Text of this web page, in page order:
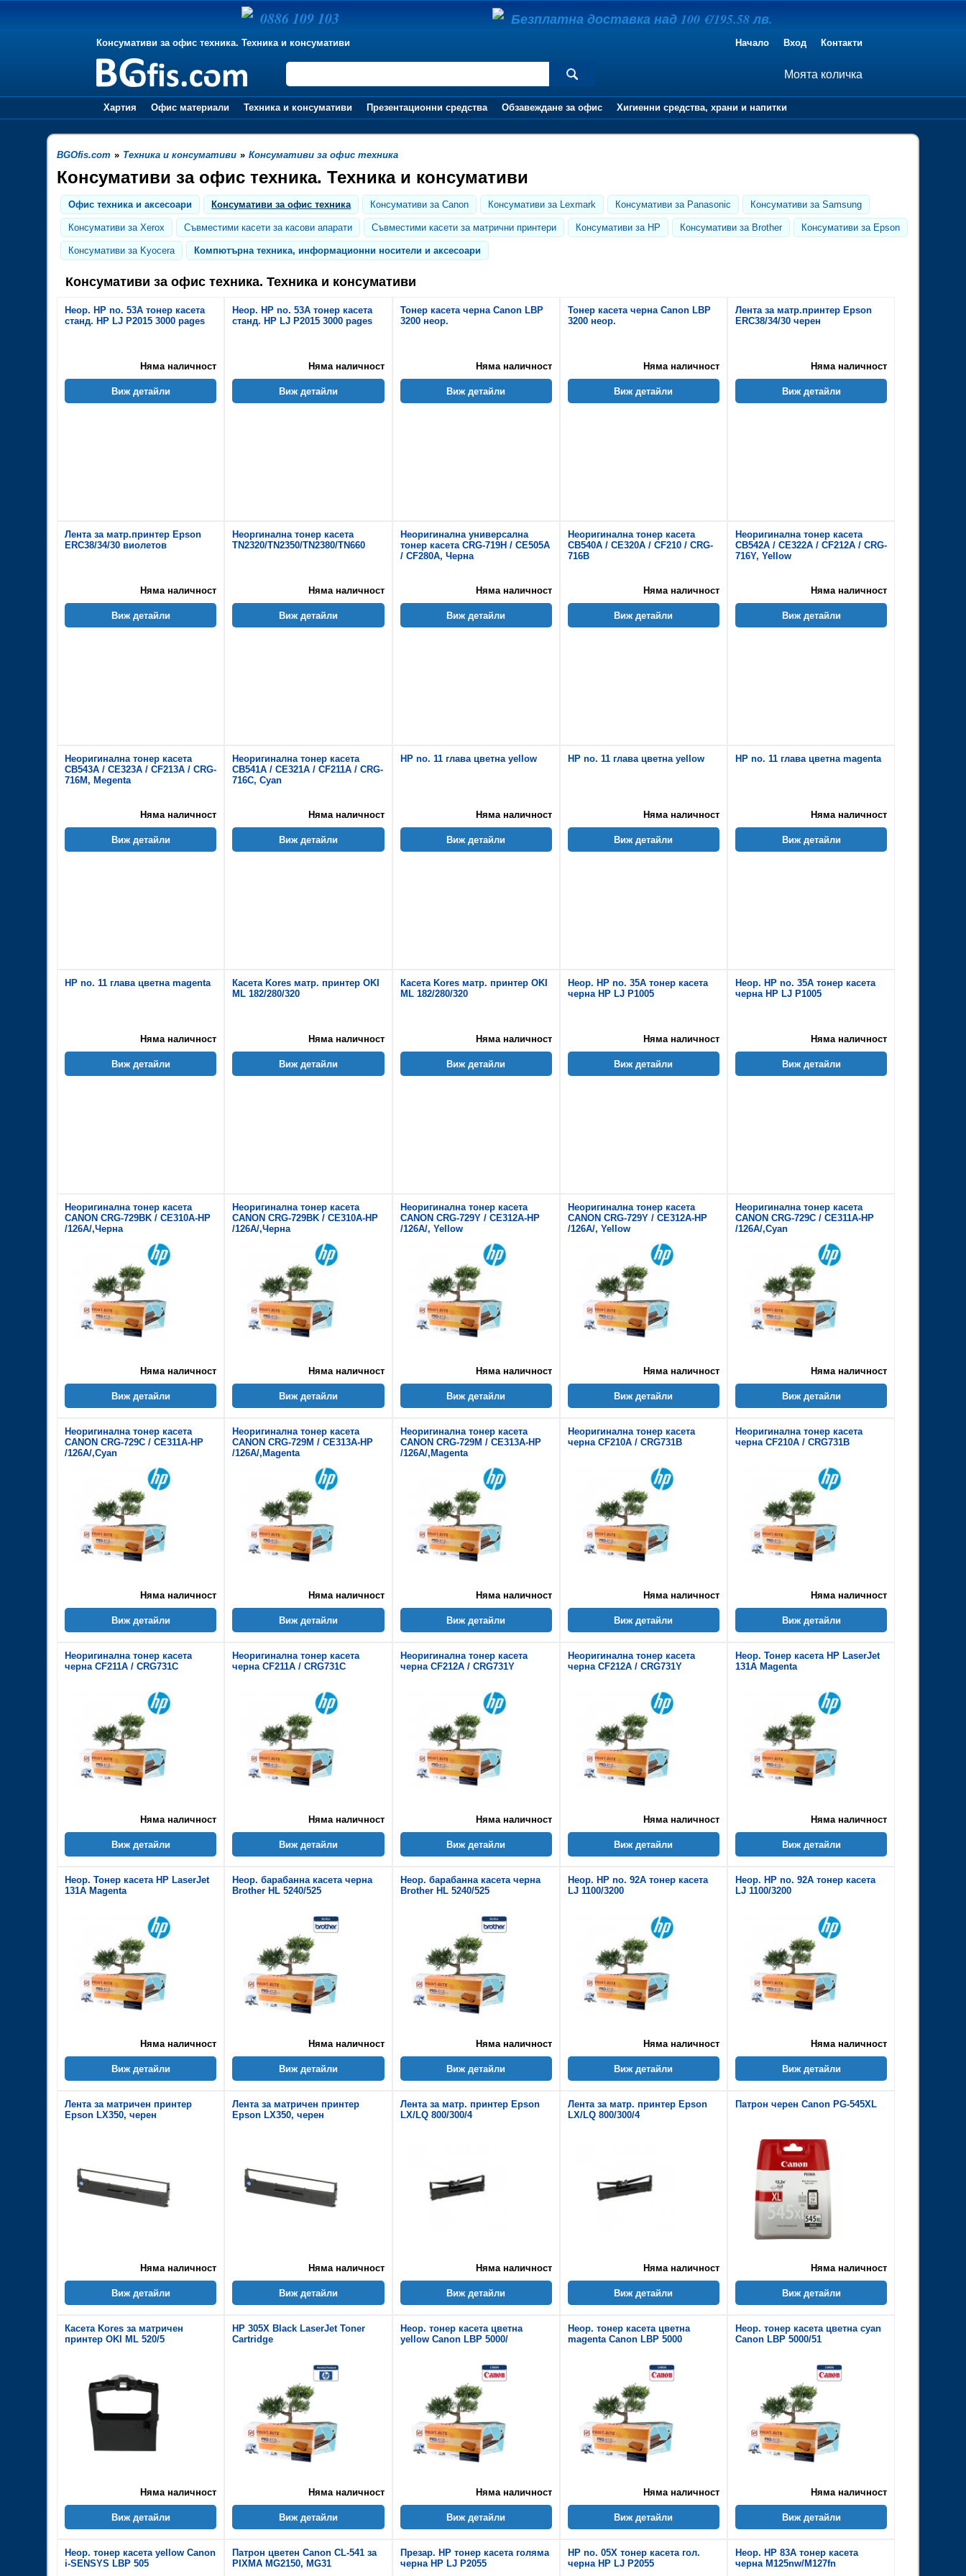
Консумативи за офис техника. Техника и консумативи Начало Вход Контакти
Моята количка
Хартия Офис материали Техника и консумативи Презентационни средства Обзавеждане за офис Хигиенни средства, храни и напитки
BGOfis.com » Техника и консумативи » Консумативи за офис техника
Консумативи за офис техника. Техника и консумативи
Офис техника и аксесоари Консумативи за офис техника Консумативи за Canon Консумативи за Lexmark Консумативи за Panasonic Консумативи за Samsung
Консумативи за Xerox Съвместими касети за касови апарати Съвместими касети за матрични принтери Консумативи за HP Консумативи за Brother Консумативи за Epson
Консумативи за Kyocera Компютърна техника, информационни носители и аксесоари
Консумативи за офис техника. Техника и консумативи
Неор. HP no. 53A тонер касета
станд. HP LJ P2015 3000 pages
Няма наличност
Виж детайли
Неор. HP no. 53A тонер касета
станд. HP LJ P2015 3000 pages
Няма наличност
Виж детайли
Тонер касета черна Canon LBP
3200 неор.
Няма наличност
Виж детайли
Тонер касета черна Canon LBP
3200 неор.
Няма наличност
Виж детайли
Лента за матр.принтер Epson
ERC38/34/30 черен
Няма наличност
Виж детайли
Лента за матр.принтер Epson
ERC38/34/30 виолетов
Няма наличност
Виж детайли
Неоргинална тонер касета
TN2320/TN2350/TN2380/TN660
Няма наличност
Виж детайли
Неоригинална универсална
тонер касета CRG-719H / CE505A
/ CF280A, Черна
Няма наличност
Виж детайли
Неоригинална тонер касета
CB540A / CE320A / CF210 / CRG-
716B
Няма наличност
Виж детайли
Неоригинална тонер касета
CB542A / CE322A / CF212A / CRG-
716Y, Yellow
Няма наличност
Виж детайли
Неоригинална тонер касета
CB543A / CE323A / CF213A / CRG-
716M, Megenta
Няма наличност
Виж детайли
Неоригинална тонер касета
CB541A / CE321A / CF211A / CRG-
716C, Cyan
Няма наличност
Виж детайли
HP no. 11 глава цветна yellow
Няма наличност
Виж детайли
HP no. 11 глава цветна yellow
Няма наличност
Виж детайли
HP no. 11 глава цветна magenta
Няма наличност
Виж детайли
HP no. 11 глава цветна magenta
Няма наличност
Виж детайли
Касета Kores матр. принтер OKI
ML 182/280/320
Няма наличност
Виж детайли
Касета Kores матр. принтер OKI
ML 182/280/320
Няма наличност
Виж детайли
Неор. HP no. 35A тонер касета
черна HP LJ P1005
Няма наличност
Виж детайли
Неор. HP no. 35A тонер касета
черна HP LJ P1005
Няма наличност
Виж детайли
Неоригинална тонер касета
CANON CRG-729BK / CE310A-HP
/126A/,Черна
Няма наличност
Виж детайли
Неоригинална тонер касета
CANON CRG-729BK / CE310A-HP
/126A/,Черна
Няма наличност
Виж детайли
Неоригинална тонер касета
CANON CRG-729Y / CE312A-HP
/126A/, Yellow
Няма наличност
Виж детайли
Неоригинална тонер касета
CANON CRG-729Y / CE312A-HP
/126A/, Yellow
Няма наличност
Виж детайли
Неоригинална тонер касета
CANON CRG-729C / CE311A-HP
/126A/,Cyan
Няма наличност
Виж детайли
Неоригинална тонер касета
CANON CRG-729C / CE311A-HP
/126A/,Cyan
Няма наличност
Виж детайли
Неоригинална тонер касета
CANON CRG-729M / CE313A-HP
/126A/,Magenta
Няма наличност
Виж детайли
Неоригинална тонер касета
CANON CRG-729M / CE313A-HP
/126A/,Magenta
Няма наличност
Виж детайли
Неоригинална тонер касета
черна CF210A / CRG731B
Няма наличност
Виж детайли
Неоригинална тонер касета
черна CF210A / CRG731B
Няма наличност
Виж детайли
Неоригинална тонер касета
черна CF211A / CRG731C
Няма наличност
Виж детайли
Неоригинална тонер касета
черна CF211A / CRG731C
Няма наличност
Виж детайли
Неоригинална тонер касета
черна CF212A / CRG731Y
Няма наличност
Виж детайли
Неоригинална тонер касета
черна CF212A / CRG731Y
Няма наличност
Виж детайли
Неор. Тонер касета HP LaserJet
131A Magenta
Няма наличност
Виж детайли
Неор. Тонер касета HP LaserJet
131A Magenta
Няма наличност
Виж детайли
Неор. барабанна касета черна
Brother HL 5240/525
Няма наличност
Виж детайли
Неор. барабанна касета черна
Brother HL 5240/525
Няма наличност
Виж детайли
Неор. HP no. 92A тонер касета
LJ 1100/3200
Няма наличност
Виж детайли
Неор. HP no. 92A тонер касета
LJ 1100/3200
Няма наличност
Виж детайли
Лента за матричен принтер
Epson LX350, черен
Няма наличност
Виж детайли
Лента за матричен принтер
Epson LX350, черен
Няма наличност
Виж детайли
Лента за матр. принтер Epson
LX/LQ 800/300/4
Няма наличност
Виж детайли
Лента за матр. принтер Epson
LX/LQ 800/300/4
Няма наличност
Виж детайли
Патрон черен Canon PG-545XL
Няма наличност
Виж детайли
Касета Kores за матричен
принтер OKI ML 520/5
Няма наличност
Виж детайли
HP 305X Black LaserJet Toner
Cartridge
Няма наличност
Виж детайли
Неор. тонер касета цветна
yellow Canon LBP 5000/
Няма наличност
Виж детайли
Неор. тонер касета цветна
magenta Canon LBP 5000
Няма наличност
Виж детайли
Неор. тонер касета цветна cyan
Canon LBP 5000/51
Няма наличност
Виж детайли
Неор. тонер касета yellow Canon
i-SENSYS LBP 505
Патрон цветен Canon CL-541 за
PIXMA MG2150, MG31
Презар. HP тонер касета голяма
черна HP LJ P2055
HP no. 05X тонер касета гол.
черна HP LJ P2055
Неор. HP 83A тонер касета
черна M125nw/M127fn
0886 109 103 Безплатна доставка над 100 €/195.58 лв.